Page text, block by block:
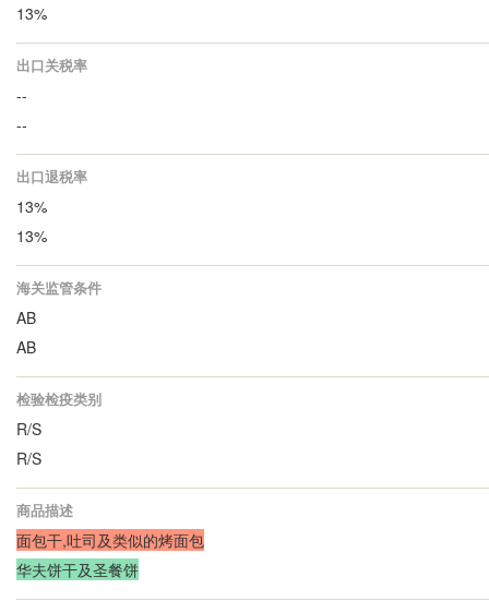
13%
出口关税率
--
--
出口退税率
13%
13%
海关监管条件
AB
AB
检验检疫类别
R/S
R/S
商品描述
面包干,吐司及类似的烤面包
华夫饼干及圣餐饼